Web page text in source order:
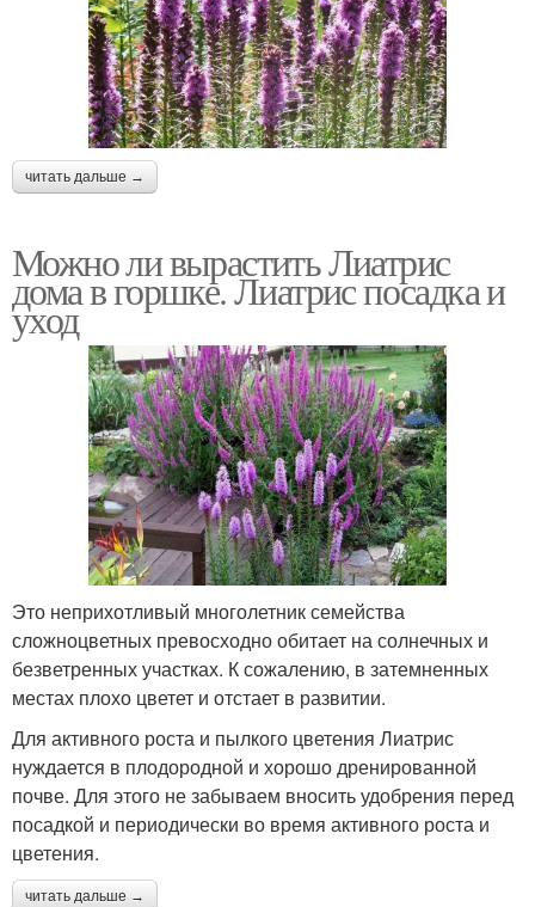
читать дальше →
Можно ли вырастить Лиатрис
дома в горшке. Лиатрис посадка и
уход
Это неприхотливый многолетник семейства
сложноцветных превосходно обитает на солнечных и
безветренных участках. К сожалению, в затемненных
местах плохо цветет и отстает в развитии.
Для активного роста и пылкого цветения Лиатрис
нуждается в плодородной и хорошо дренированной
почве. Для этого не забываем вносить удобрения перед
посадкой и периодически во время активного роста и
цветения.
читать дальше →